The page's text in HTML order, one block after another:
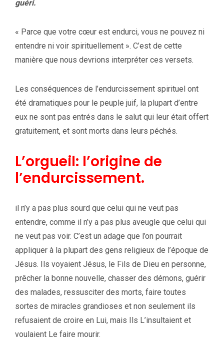
guéri.
« Parce que votre cœur est endurci, vous ne pouvez ni
entendre ni voir spirituellement ». C’est de cette
manière que nous devrions interpréter ces versets.
Les conséquences de l’endurcissement spirituel ont
été dramatiques pour le peuple juif, la plupart d’entre
eux ne sont pas entrés dans le salut qui leur était offert
gratuitement, et sont morts dans leurs péchés.
L’orgueil: l’origine de
l’endurcissement.
il n’y a pas plus sourd que celui qui ne veut pas
entendre, comme il n’y a pas plus aveugle que celui qui
ne veut pas voir. C’est un adage que l’on pourrait
appliquer à la plupart des gens religieux de l’époque de
Jésus. Ils voyaient Jésus, le Fils de Dieu en personne,
prêcher la bonne nouvelle, chasser des démons, guérir
des malades, ressusciter des morts, faire toutes
sortes de miracles grandioses et non seulement ils
refusaient de croire en Lui, mais Ils L’insultaient et
voulaient Le faire mourir.